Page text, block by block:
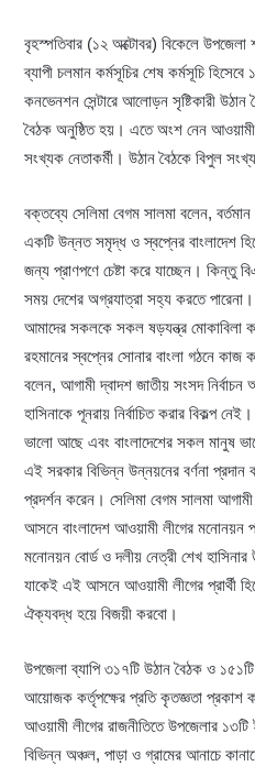
বৃহস্পতিবার (১২ অক্টোবর) বিকেলে উপজেলা
ব্যাপী চলমান কর্মসূচির শেষ কর্মসূচি
কনভেনশন সেন্টারে আলোড়ন সৃষ্টিকারী
বৈঠক অনুষ্ঠিত হয়। এতে অংশ নেন
সংখ্যক নেতাকর্মী। উঠান বৈঠকে বিপুল
বক্তব্যে সেলিমা বেগম সালমা বলেন, বর্তমান
একটি উন্নত সমৃদ্ধ ও স্বপ্নের বাংলাদেশ
জন্য প্রাণপণে চেষ্টা করে যাচ্ছেন। কিন্তু
সময় দেশের অগ্রযাত্রা সহ্য করতে পারেনা।
আমাদের সকলকে সকল ষড়যন্ত্র মোকাবিলা
রহমানের স্বপ্নের সোনার বাংলা গঠনে
বলেন, আগামী দ্বাদশ জাতীয় সংসদ
হাসিনাকে পূনরায় নির্বাচিত করার বিকল্প
ভালো আছে এবং বাংলাদেশের সকল মানুষ
এই সরকার বিভিন্ন উন্নয়নের বর্ণনা
প্রদর্শন করেন। সেলিমা বেগম সালমা আগামী
আসনে বাংলাদেশ আওয়ামী লীগের মনোনয়ন
মনোনয়ন বোর্ড ও দলীয় নেত্রী শেখ
যাকেই এই আসনে আওয়ামী লীগের প্রার্থী
ঐক্যবদ্ধ হয়ে বিজয়ী করবো।
উপজেলা ব্যাপি ৩১৭টি উঠান বৈঠক ও
আয়োজক কর্তৃপক্ষের প্রতি কৃতজ্ঞতা প্রকাশ
আওয়ামী লীগের রাজনীতিতে উপজেলার
বিভিন্ন অঞ্চল, পাড়া ও গ্রামের আনাচে